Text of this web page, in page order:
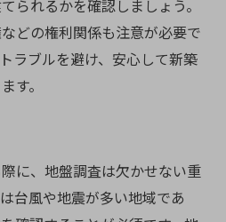
られるかを確認しましょう。
どの権利関係も注意が必要で
ラブルを避け、安心して新築
す。
に、地盤調査は欠かせない重
台風や地震が多い地域であ